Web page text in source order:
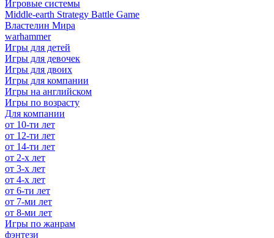
Игровые системы
Middle-earth Strategy Battle Game
Властелин Мира
warhammer
Игры для детей
Игры для девочек
Игры для двоих
Игры для компании
Игры на английском
Игры по возрасту
Для компании
от 10-ти лет
от 12-ти лет
от 14-ти лет
от 2-х лет
от 3-х лет
от 4-х лет
от 6-ти лет
от 7-ми лет
от 8-ми лет
Игры по жанрам
фэнтези